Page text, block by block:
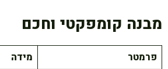
מבנה קומפקטי וחכם
פרמטר
מידה